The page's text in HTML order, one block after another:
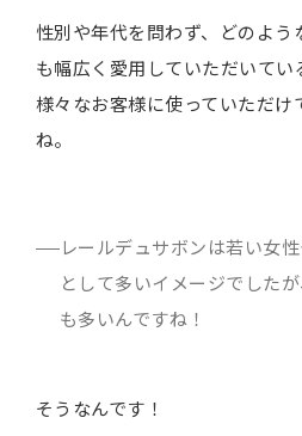
性別や年代を問わず、どのよ
も幅広く愛用していただいてい
様々なお客様に使っていただ
ね。
レールデュサボンは若い女
として多いイメージでした
も多いんですね！
そうなんです！